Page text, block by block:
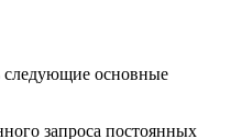
следующие основные
запроса постоянных